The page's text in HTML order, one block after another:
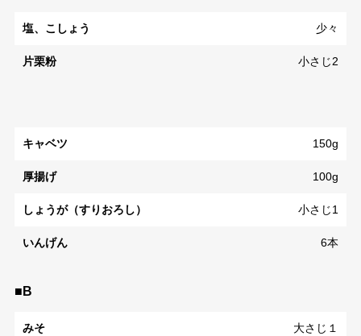
塩、こしょう 少々
片栗粉 小さじ2
キャベツ 150g
厚揚げ 100g
しょうが（すりおろし） 小さじ1
いんげん 6本
■B
みそ 大さじ１